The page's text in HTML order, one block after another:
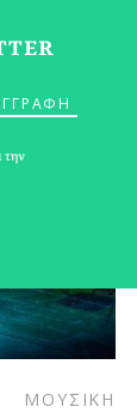
ΜΟΥΣΙΚΗ
την